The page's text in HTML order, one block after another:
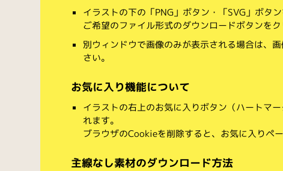
イラストの下の「PNG」ボタン・「SVG」ボタ
ご希望のファイル形式のダウンロードボタンをク
別ウィンドウで画像のみが表示される場合は、
さい。
お気に入り機能について
イラストの右上のお気に入りボタン（ハートマー
れます。
ブラウザのCookieを削除すると、お気に入りペ
主線なし素材のダウンロード方法